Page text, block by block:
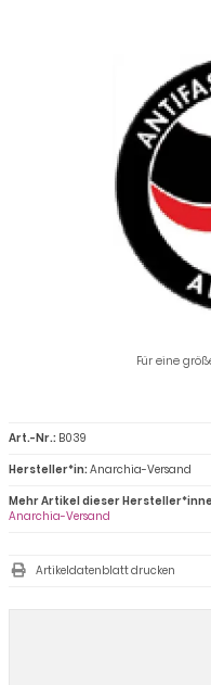
Für eine
Art.-Nr.: B039
Hersteller*in:Anarchia-Versand
Mehr Artikel dieser
Anarchia-Versand
Artikeldatenblatt drucken